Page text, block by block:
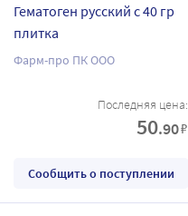
Гематоген русский с 40 гр
плитка
Фарм-про ПК ООО
Последняя цена:
50.90₽
Сообщить о поступлении